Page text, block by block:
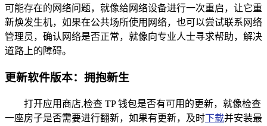
可能存在的网络问题，就像给网络设备进行一次重启，让它重
新焕发生机，如果在公共场所使用网络，也可以尝试联系网络
管理员，确认网络是否正常，就像向专业人士寻求帮助，解决
道路上的障碍。
更新软件版本：拥抱新生
打开应用商店,检查 TP 钱包是否有可用的更新，就像检查
一座房子是否需要进行翻新，如果有更新，及时下载并安装最